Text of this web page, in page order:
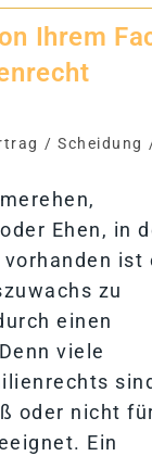
Ih­rem
/ Scheidung
Ehen, in
ist
zu
einen
viele
oder nicht
Ein